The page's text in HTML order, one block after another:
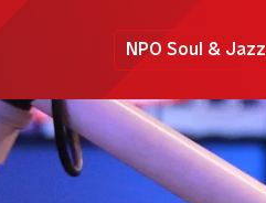
NPO Soul & Jazz